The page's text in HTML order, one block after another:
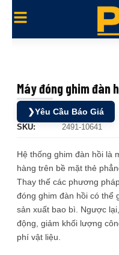
Máy đóng ghim đàn
❯Yêu Cầu Báo Giá
SKU: 2491-10641
Hệ thống ghim đàn hồi là
hàng trên bề mặt thẻ
Thay thế các phương
đóng ghim đàn hồi có thể
sản xuất bao bì. Ngược
động, giảm khối lượng
phí vật liệu.